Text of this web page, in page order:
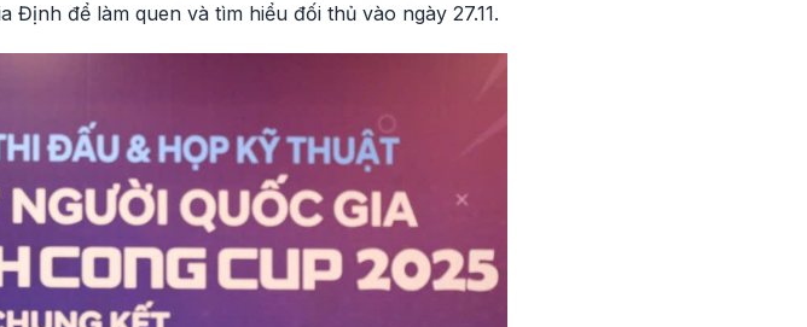
để làm quen và tìm hiểu đối thủ vào ngày 27.11.